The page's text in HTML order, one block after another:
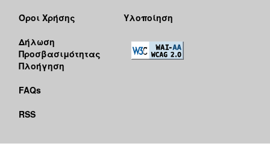
Όροι Χρήσης
Δήλωση
Προσβασιμότητας
Πλοήγηση
FAQs
RSS
Υλοποίηση